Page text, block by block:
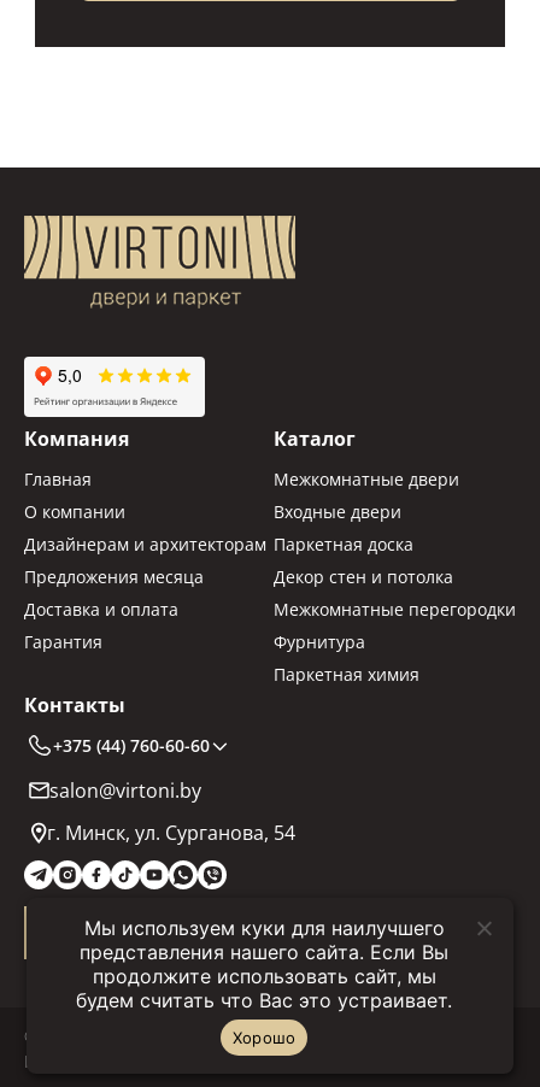
Компания
Главная
О компании
Дизайнерам и архитекторам
Предложения месяца
Доставка и оплата
Гарантия
Каталог
Межкомнатные двери
Входные двери
Паркетная доска
Декор стен и потолка
Межкомнатные перегородки
Фурнитура
Паркетная химия
Контакты
+375 (44) 760-60-60
salon@virtoni.by
г. Минск, ул. Сурганова, 54
Заказать звонок
© 2025 "Virtoni.by" Все права защищены.
Политика конфиденциальности
Мы используем куки для наилучшего
представления нашего сайта. Если Вы
продолжите использовать сайт, мы
будем считать что Вас это устраивает.
Хорошо